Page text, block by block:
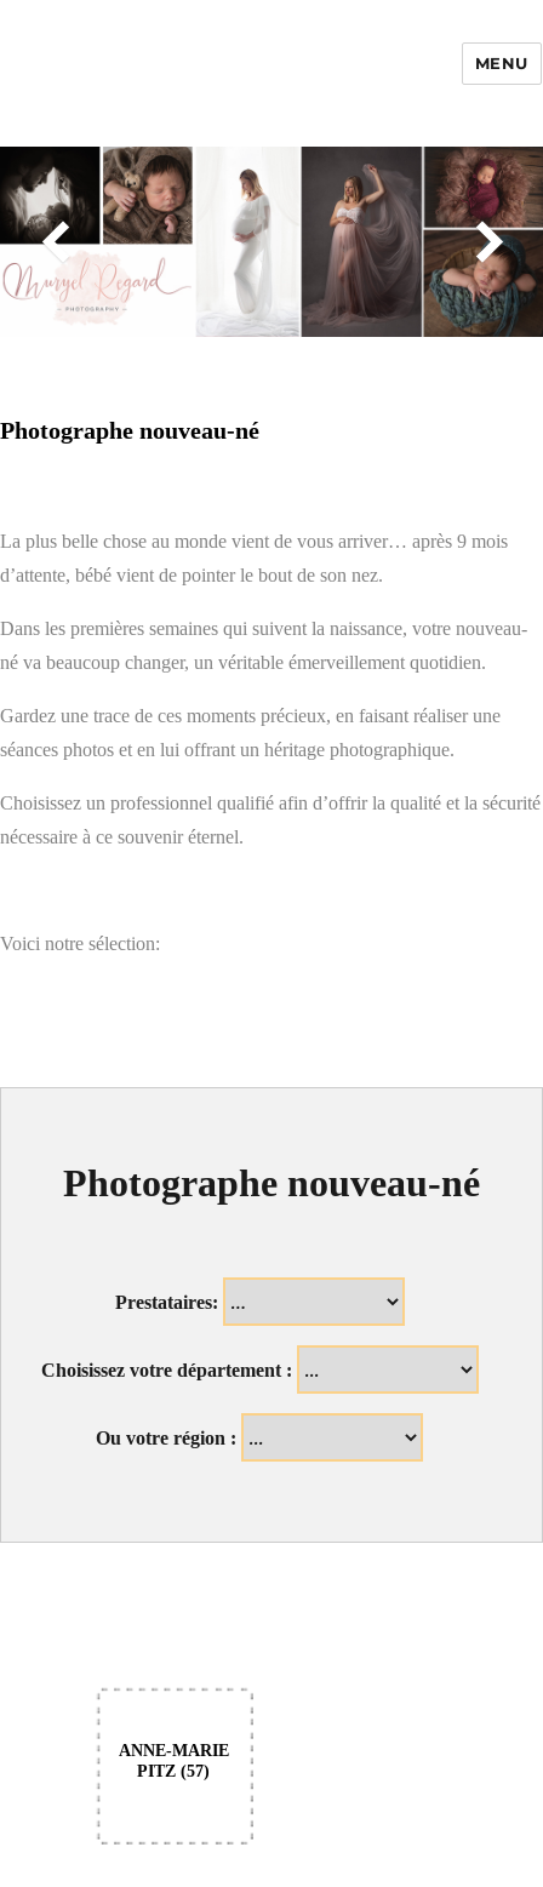
Enfance Made in
France
MENU
Photographe nouveau-né
La plus belle chose au monde vient de vous arriver… après 9 mois
d’attente, bébé vient de pointer le bout de son nez.
Dans les premières semaines qui suivent la naissance, votre nouveau-
né va beaucoup changer, un véritable émerveillement quotidien.
Gardez une trace de ces moments précieux, en faisant réaliser une
séances photos et en lui offrant un héritage photographique.
Choisissez un professionnel qualifié afin d’offrir la qualité et la sécurité
nécessaire à ce souvenir éternel.
Voici notre sélection:
Photographe nouveau-né
Prestataires:
Choisissez votre département :
Ou votre région :
ANNE-MARIE
PITZ (57)